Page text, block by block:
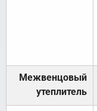
Межвенцовый
утеплитель